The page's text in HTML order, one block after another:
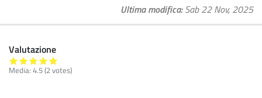
Ultima modifica Sab 22 Nov, 2025
Valutazione
Media: 4.5(2votes)